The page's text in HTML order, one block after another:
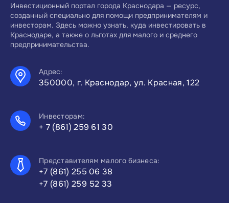
Инвестиционный портал города Краснодара — ресурс,
созданный специально для помощи предпринимателям и
инвесторам. Здесь можно узнать, куда инвестировать в
Краснодаре, а также о льготах для малого и среднего
предпринимательства.
Адрес:
350000, г. Краснодар, ул. Красная, 122
Инвесторам:
+ 7 (861) 259 61 30
Представителям малого бизнеса:
+7 (861) 255 06 38
+7 (861) 259 52 33